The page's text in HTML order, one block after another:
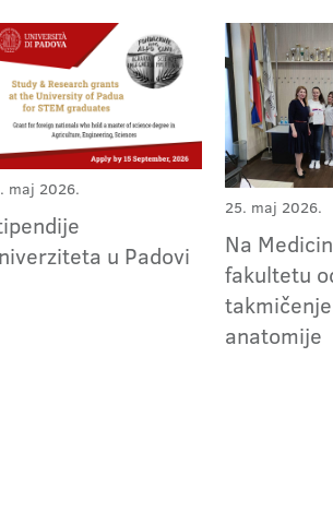
maj 2026.
u Padovi
25. maj 2026.
Na
fakultetu
anatomije